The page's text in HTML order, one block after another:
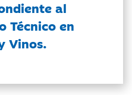
al
Técnico en
Vinos.